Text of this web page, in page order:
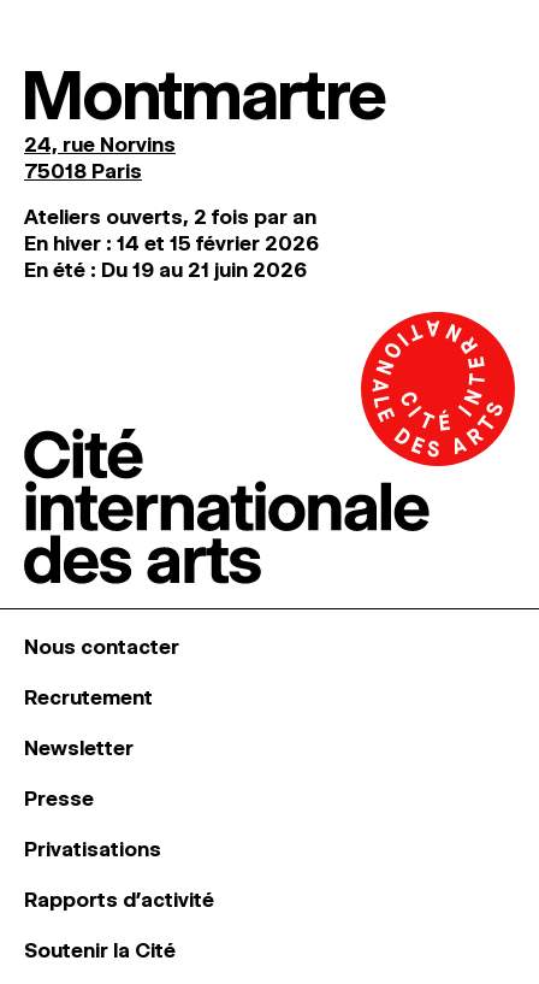
Montmartre
24, rue Norvins
75018 Paris
Ateliers ouverts, 2 fois par an
En hiver : 14 et 15 février 2026
En été : Du 19 au 21 juin 2026
Nous contacter
Recrutement
Newsletter
Presse
Privatisations
Rapports d’activité
Soutenir la Cité